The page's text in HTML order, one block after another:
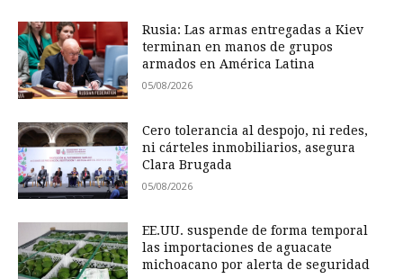
Rusia: Las armas entregadas a Kiev
terminan en manos de grupos
armados en América Latina
05/08/2026
Cero tolerancia al despojo, ni redes,
ni cárteles inmobiliarios, asegura
Clara Brugada
05/08/2026
EE.UU. suspende de forma temporal
las importaciones de aguacate
michoacano por alerta de seguridad